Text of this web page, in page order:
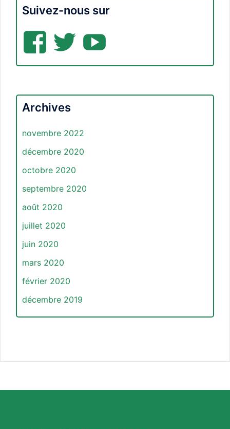
Suivez-nous sur
Facebook
Twitter
Archives
novembre 2022
décembre 2020
octobre 2020
septembre 2020
août 2020
juillet 2020
juin 2020
mars 2020
février 2020
décembre 2019